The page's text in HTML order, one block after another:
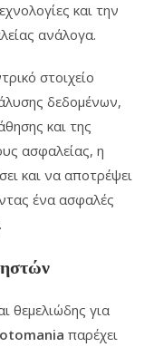
και την
ανάλογα.
στοιχείο
δεδομένων,
και της
ασφαλείας, η
και να αποτρέψει
ένα ασφαλές
θεμελιώδης για
παρέχει